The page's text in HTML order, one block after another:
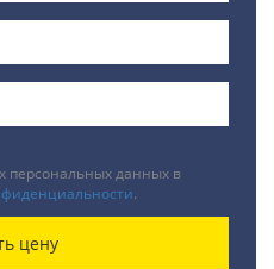
персональных данных в
.
цену